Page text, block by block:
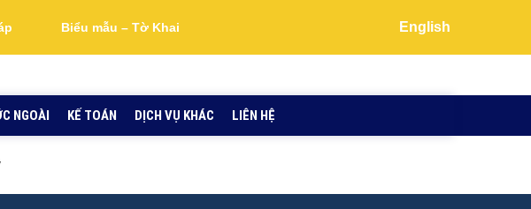
Biểu mẫu – Tờ Khai English
NGOÀI KẾ TOÁN DỊCH VỤ KHÁC LIÊN HỆ